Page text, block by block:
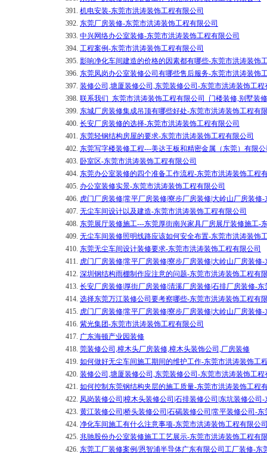
391. 机电安装-东莞市洪涛装饰工程有限公司
392. 东莞厂房装修-东莞市洪涛装饰工程有限公司
393. 中兴网络办公室装修-东莞市洪涛装饰工程有限公司
394. 工程案例-东莞市洪涛装饰工程有限公司
395. 影响净化车间建造的价格的因素都有哪些-东莞市洪涛装饰
396. 东莞凤岗办公室装修公司有哪些售后服务-东莞市洪涛装饰
397. 装修公司,塘厦装修公司,东莞装修公司-东莞市洪涛装饰工程
398. 联系我们_东莞市洪涛装饰工程有限公司_门楼装修,别墅装
399. 东城厂房装修集成吊顶有哪些好处-东莞市洪涛装饰工程有
400. 长安厂房装修的选择-东莞市洪涛装饰工程有限公司
401. 东莞轻钢结构房屋的要求-东莞市洪涛装饰工程有限公司
402. 东莞写字楼装修工程---美达王板和精密金属（东莞）有限
403. 卧室区-东莞市洪涛装饰工程有限公司
404. 东莞办公室装修的四个准备工作流程-东莞市洪涛装饰工程
405. 办公室装修实景-东莞市洪涛装饰工程有限公司
406. 虎门厂房装修|常平厂房装修|寮步厂房装修|大岭山厂房装修
407. 无尘车间设计以及建造-东莞市洪涛装饰工程有限公司
408. 东莞展厅装修施工---东莞厚街南兴家具厂房展厅装修施工-
409. 无尘车间装修照明线路应该如何安全布置-东莞市洪涛装饰
410. 东莞无尘车间设计装修要求-东莞市洪涛装饰工程有限公司
411. 虎门厂房装修|常平厂房装修|寮步厂房装修|大岭山厂房装修
412. 深圳钢结构雨棚制作应注意的问题-东莞市洪涛装饰工程有
413. 长安厂房装修|厚街厂房装修|清溪厂房装修|石排厂房装修-
414. 选择东莞万江装修公司要考察哪些-东莞市洪涛装饰工程有
415. 虎门厂房装修|常平厂房装修|寮步厂房装修|大岭山厂房装修
416. 紫光集团-东莞市洪涛装饰工程有限公司
417. 广东海顿产业园装修
418. 莞装修公司,樟木头厂房装修,樟木头装饰公司,厂房装修
419. 如何做好无尘车间施工期间的维护工作-东莞市洪涛装饰工
420. 装修公司,塘厦装修公司,东莞装修公司-东莞市洪涛装饰工程
421. 如何控制东莞钢结构夹层的施工质量-东莞市洪涛装饰工程
422. 凤岗装修公司|樟木头装修公司|石排装修公司|东坑装修公司
423. 黄江装修公司|桥头装修公司|石碣装修公司|常平装修公司-
424. 净化车间施工有什么注意事项-东莞市洪涛装饰工程有限公
425. 兆驰股份办公室装修施工工艺展示-东莞市洪涛装饰工程有
426. 东莞工厂装修案例/恩智浦半导体广东有限公司工厂装修-东